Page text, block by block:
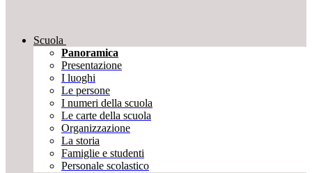
Scuola
Panoramica
Presentazione
I luoghi
Le persone
I numeri della scuola
Le carte della scuola
Organizzazione
La storia
Famiglie e studenti
Personale scolastico